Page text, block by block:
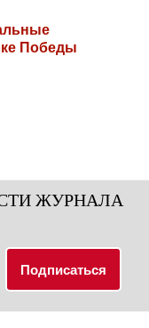
Победы
ЖУРНАЛА